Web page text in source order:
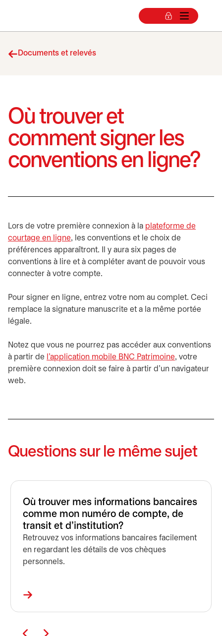
Documents et relevés
Où trouver et
comment signer les
conventions en ligne?
Lors de votre première connexion à la plateforme de
courtage en lignes’ouvre dans un nouvel onglet
, les conventions et le choix de
préférences apparaîtront. Il y aura six pages de
conventions à lire et à compléter avant de pouvoir vous
connecter à votre compte.
Pour signer en ligne, entrez votre nom au complet. Ceci
remplace la signature manuscrite et a la même portée
légale.
Notez que vous ne pourrez pas accéder aux conventions
à partir de
l’application mobile BNC Patrimoine, votre
première connexion doit se faire à partir d’un navigateur
web.
Questions sur le même sujet
Où trouver mes informations bancaires
comme mon numéro de compte, de
transit et d'institution?
Retrouvez vos informations bancaires facilement
en regardant les détails de vos chèques
personnels.